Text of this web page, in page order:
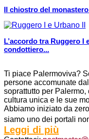
Il chiostro del
L’accordo tra Ruggero I
condottiero...
Ti piace Palermoviva?
persone accomunate
soprattutto per
cultura unica e le sue
Abbiamo iniziato da
siamo uno dei portali
Leggi di più